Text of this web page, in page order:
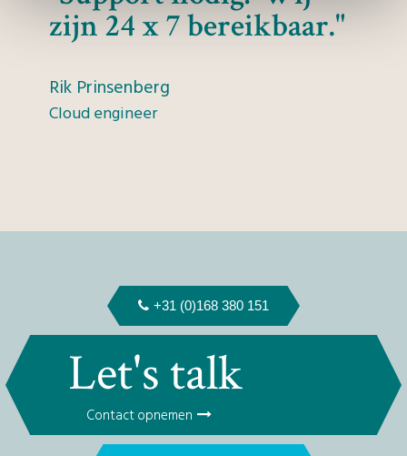
zijn 24 x 7 bereikbaar."
Rik Prinsenberg
Cloud engineer
+31 (0)168 380 151
Let's talk
Contact opnemen